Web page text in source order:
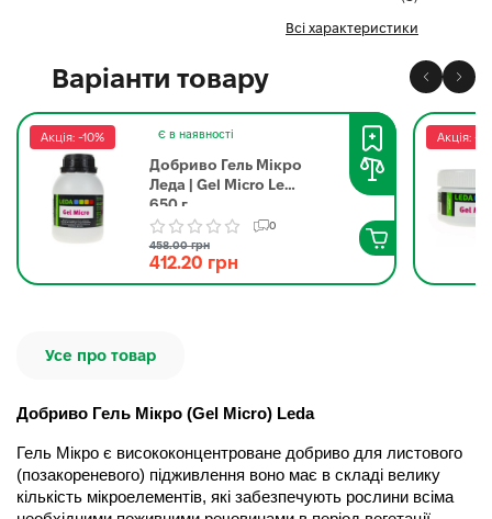
Всі характеристики
Варіанти товару
Акція: -10% Є в наявності
Добриво Гель Мікро
Леда | Gel Micro Leda
650 г
0
458.00 грн
412.20 грн
Акція: -
Усе про товар
Добриво Гель Мікро (Gel Micro) Leda
Гель Мікро є висококонцентроване добриво для листового
(позакореневого) підживлення воно має в складі велику
кількість мікроелементів, які забезпечують рослини всіма